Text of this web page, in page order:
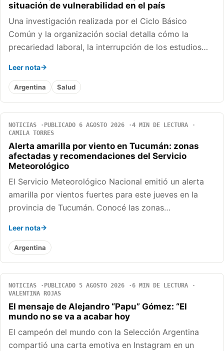
situación de vulnerabilidad en el país
Una investigación realizada por el Ciclo Básico
Común y la organización social detalla cómo la
precariedad laboral, la interrupción de los estudios…
Leer nota
Argentina Salud
NOTICIAS PUBLICADO 6 AGOSTO 2026
4 MIN DE LECTURA
CAMILA TORRES
Alerta amarilla por viento en Tucumán: zonas
afectadas y recomendaciones del Servicio
Meteorológico
El Servicio Meteorológico Nacional emitió un alerta
amarilla por vientos fuertes para este jueves en la
provincia de Tucumán. Conocé las zonas…
Leer nota
Argentina
NOTICIAS PUBLICADO 5 AGOSTO 2026
6 MIN DE LECTURA
VALENTINA ROJAS
El mensaje de Alejandro “Papu” Gómez: “El
mundo no se va a acabar hoy
El campeón del mundo con la Selección Argentina
compartió una carta emotiva en Instagram en un